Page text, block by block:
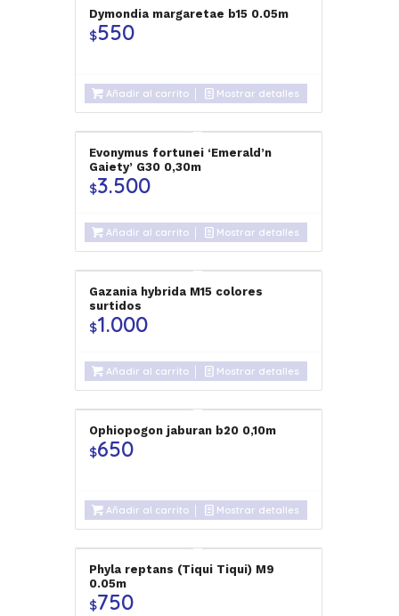
Dymondia margaretae b15 0.05m
$550
Añadir al carrito Mostrar detalles
Evonymus fortunei ‘Emerald’n
Gaiety’ G30 0,30m
$3.500
Añadir al carrito Mostrar detalles
Gazania hybrida M15 colores
surtidos
$1.000
Añadir al carrito Mostrar detalles
Ophiopogon jaburan b20 0,10m
$650
Añadir al carrito Mostrar detalles
Phyla reptans (Tiqui Tiqui) M9
0.05m
$750